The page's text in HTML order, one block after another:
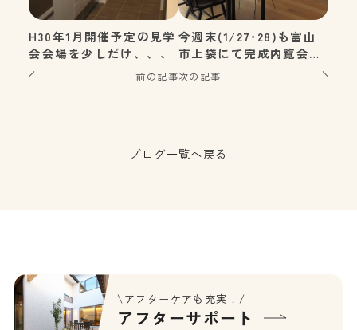
H30年1月開催予定の見学
会会場を少しだけ、、、
前の記事
今週末(1/27･28)も富山
市上袋にて完成内覧会開
催しております!!
次の記事
ブログ一覧へ戻る
\アフターケアも充実！/
アフターサポート